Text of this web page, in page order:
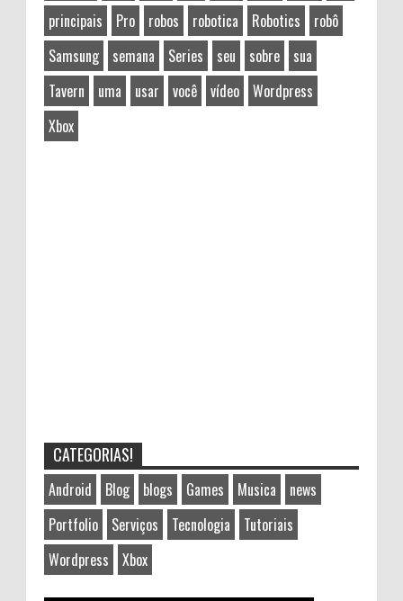
principais
Pro robos robotica Robotics
robô
Samsung
semana Series seu sobre
sua
Tavern
uma usar você vídeo
Wordpress
Xbox
CATEGORIAS!
Android Blog blogs Games Musica
news
Portfolio
Serviços Tecnologia
Tutoriais
Wordpress
Xbox